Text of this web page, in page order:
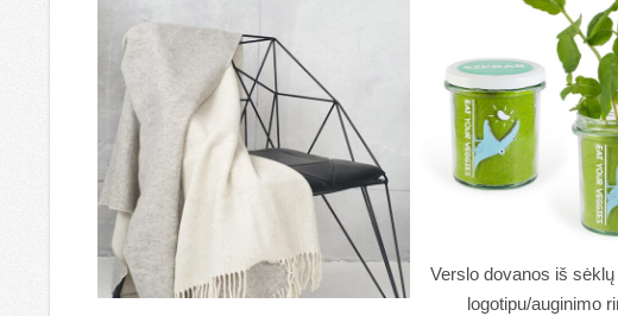
Verslo dovanos iš
logotipu/auginimo